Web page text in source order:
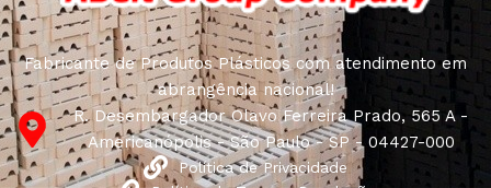
Fabricante de Produtos Plásticos com atendimento em
abrangência nacional!
R. Desembargador Olavo Ferreira Prado, 565 A -
Americanópolis - São Paulo - SP - 04427-000
Política de Privacidade